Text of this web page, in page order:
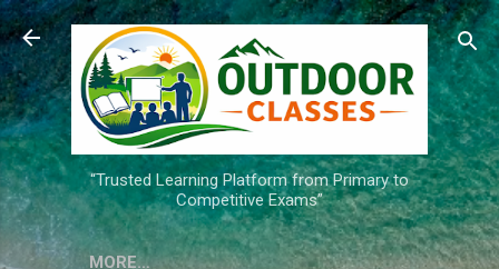
Skip to main content
“Trusted Learning Platform from Primary to
Competitive Exams”
MORE…